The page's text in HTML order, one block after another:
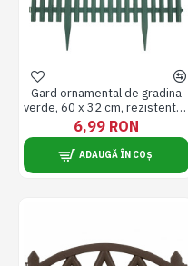
Gard ornamental de gradina
verde, 60 x 32 cm, rezistent la
conditii meteorologice, usor
de montat, element decorativ
pentru gradina
6,99 RON
ADAUGĂ ÎN COȘ